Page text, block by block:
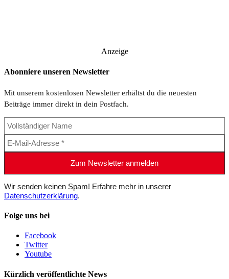
Anzeige
Abonniere unseren Newsletter
Mit unserem kostenlosen Newsletter erhältst du die neuesten
Beiträge immer direkt in dein Postfach.
Wir senden keinen Spam! Erfahre mehr in unserer
Datenschutzerklärung.
Folge uns bei
Facebook
Twitter
Youtube
Kürzlich veröffentlichte News